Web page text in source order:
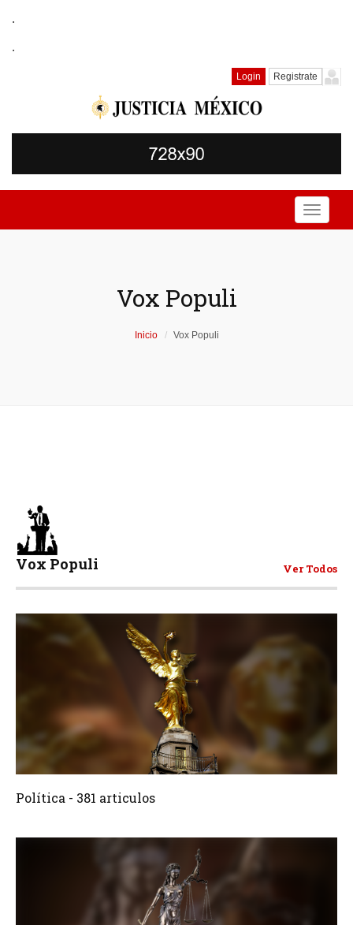
.
.
Login Registrate
Toggle
Vox Populi
Inicio Vox Populi
Vox Populi Ver Todos
381 Articulos
Política - 381 articulos